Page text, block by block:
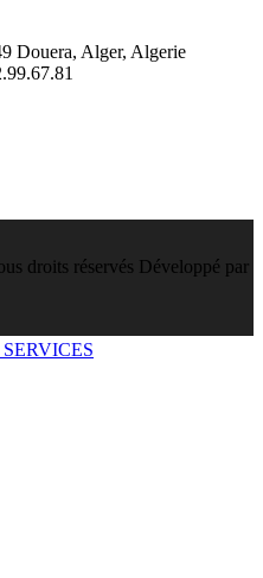
Douera, Alger, Algerie
droits réservés Développé par